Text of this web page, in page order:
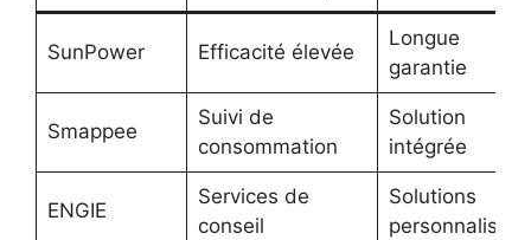
SunPower Efficacité élevée
Longue
garantie
Smappee
Suivi de
consommation
Solution
intégrée
ENGIE
Services de
conseil
Solutions
personnalisées